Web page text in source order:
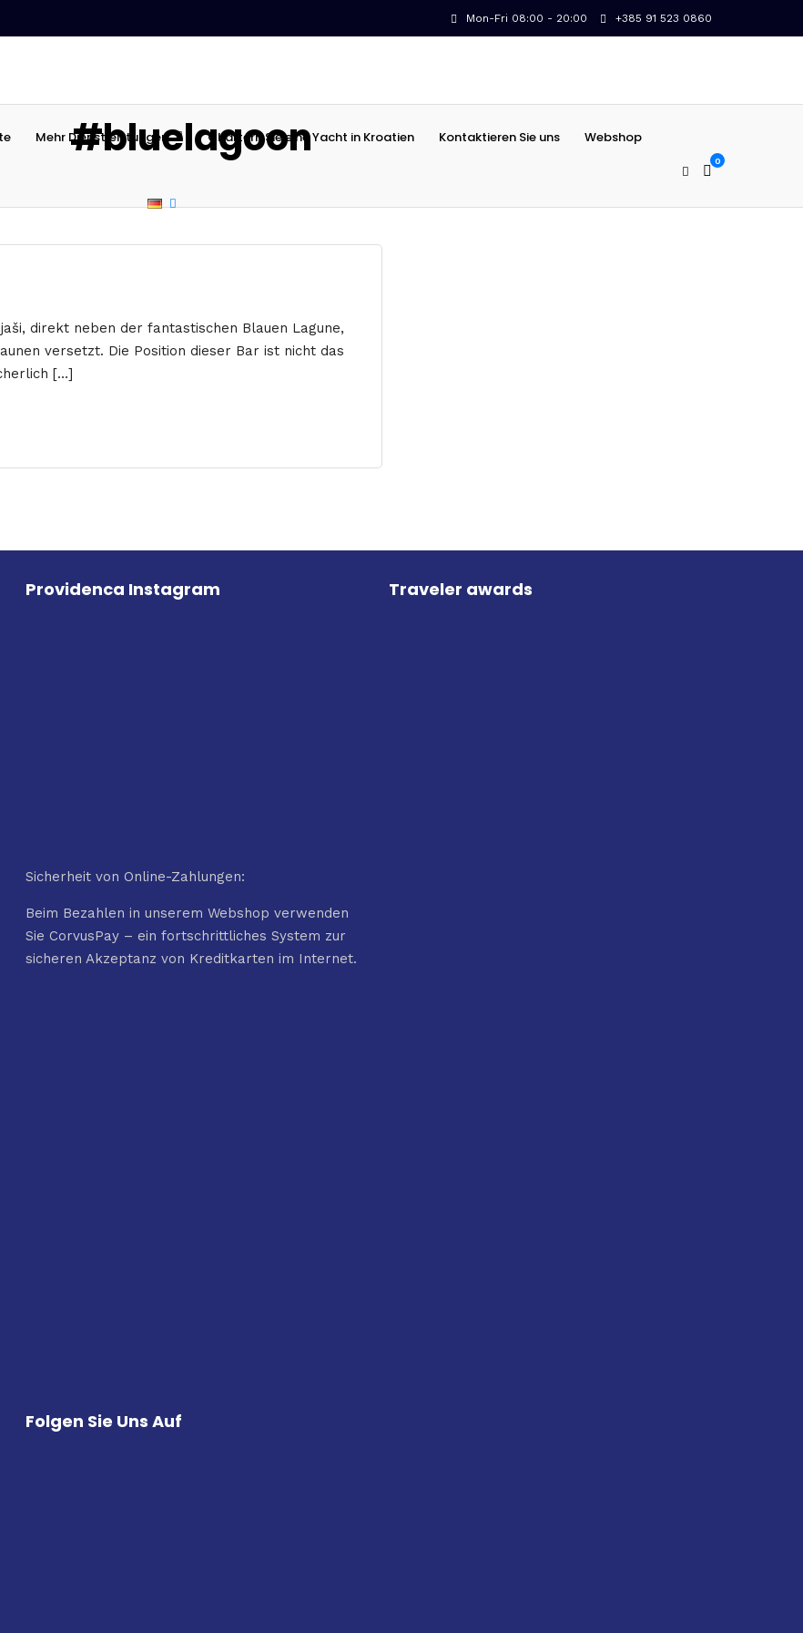
Mon-Fri 08:00 - 20:00 +385 91 523 0860
Mehr Dienstleistungen Chartern Sie eine Yacht in Kroatien Kontaktieren Sie uns Webshop
0
#bluelagoon
direkt neben der fantastischen Blauen Lagune,
versetzt. Die Position dieser Bar ist nicht das
[…]
Providenca Instagram
Sicherheit von Online-Zahlungen:
Beim Bezahlen in unserem Webshop verwenden
Sie CorvusPay – ein fortschrittliches System zur
sicheren Akzeptanz von Kreditkarten im Internet.
Traveler awards
Folgen Sie Uns Auf